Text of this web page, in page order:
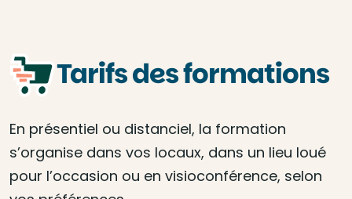
Tarifs des formations
En présentiel ou distanciel, la formation
s’organise dans vos locaux, dans un lieu loué
pour l’occasion ou en visioconférence, selon